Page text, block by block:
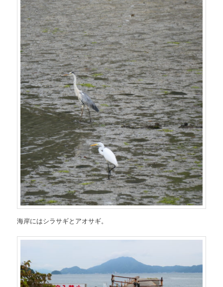
海岸にはシラサギとアオサギ。